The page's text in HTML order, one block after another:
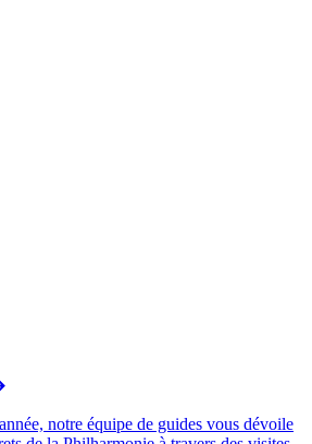
notre équipe de guides vous dévoile